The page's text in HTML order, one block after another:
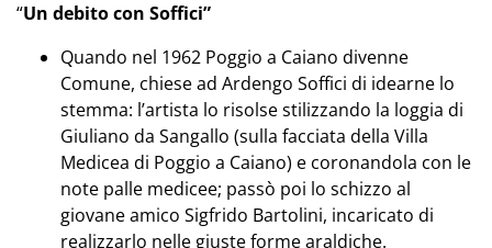
“Un debito con Soffici”
Quando nel 1962 Poggio a Caiano divenne
Comune, chiese ad Ardengo Soffici di idearne lo
stemma: l’artista lo risolse stilizzando la loggia di
Giuliano da Sangallo (sulla facciata della Villa
Medicea di Poggio a Caiano) e coronandola con le
note palle medicee; passò poi lo schizzo al
giovane amico Sigfrido Bartolini, incaricato di
realizzarlo nelle giuste forme araldiche.